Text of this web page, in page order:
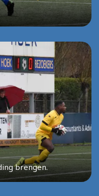
brengen.